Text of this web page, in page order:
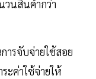
วนสินค้ากว่า
ารจับจ่ายใช้สอย
ะค่าใช้จ่ายให้